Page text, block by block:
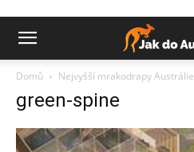
Domů Nejvyšší mrakodrapy Austrálie
green-spine